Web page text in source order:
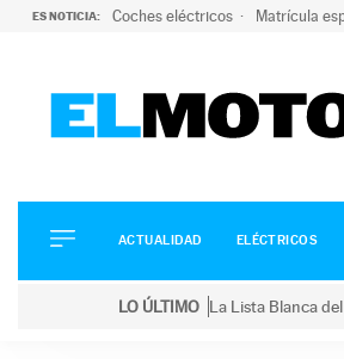
ES NOTICIA: Coches eléctricos Matrícula
ELÉCTRICOS
CONDUCIR
ACTUALIDAD ELÉCTRICOS
LO ÚLTIMO La Lista Blanca